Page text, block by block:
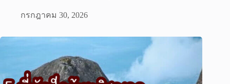
กรกฎาคม 30, 2026